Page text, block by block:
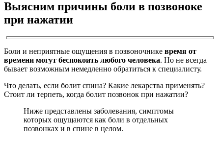
Выясним причины боли в позвоноке
при нажатии
Боли и неприятные ощущения в позвоночнике время от
времени могут беспокоить любого человека. Но не всегда
бывает возможным немедленно обратиться к специалисту.
Что делать, если болит спина? Какие лекарства применять?
Стоит ли терпеть, когда болит позвонок при нажатии?
Ниже представлены заболевания, симптомы
которых ощущаются как боли в отдельных
позвонках и в спине в целом.